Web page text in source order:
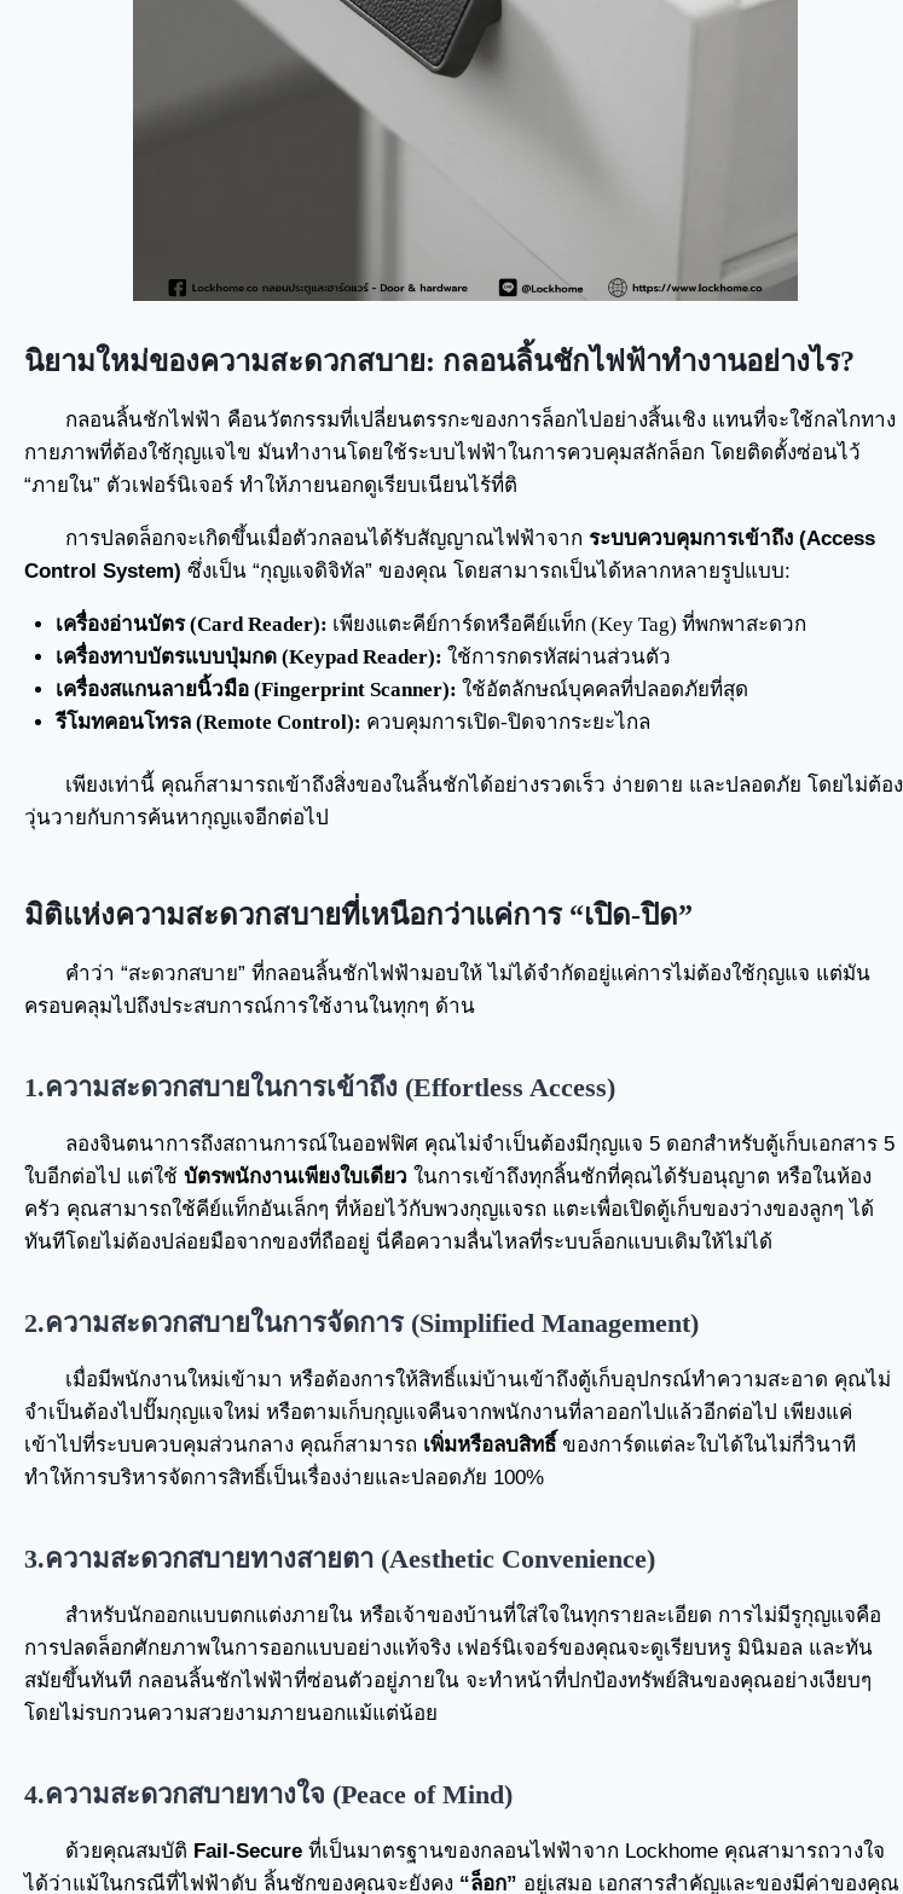
นิยามใหม่ของความสะดวกสบาย: กลอนลิ้นชักไฟฟ้าทำงานอย่างไร?
กลอนลิ้นชักไฟฟ้า คือนวัตกรรมที่เปลี่ยนตรรกะของการล็อกไปอย่างสิ้นเชิง แทนที่จะใช้กลไกทาง
กายภาพที่ต้องใช้กุญแจไข มันทำงานโดยใช้ระบบไฟฟ้าในการควบคุมสลักล็อก โดยติดตั้งซ่อนไว้
“ภายใน” ตัวเฟอร์นิเจอร์ ทำให้ภายนอกดูเรียบเนียนไร้ที่ติ
การปลดล็อกจะเกิดขึ้นเมื่อตัวกลอนได้รับสัญญาณไฟฟ้าจาก ระบบควบคุมการเข้าถึง (Access
Control System) ซึ่งเป็น “กุญแจดิจิทัล” ของคุณ โดยสามารถเป็นได้หลากหลายรูปแบบ:
เครื่องอ่านบัตร (Card Reader): เพียงแตะคีย์การ์ดหรือคีย์แท็ก (Key Tag) ที่พกพาสะดวก
เครื่องทาบบัตรแบบปุ่มกด (Keypad Reader): ใช้การกดรหัสผ่านส่วนตัว
เครื่องสแกนลายนิ้วมือ (Fingerprint Scanner): ใช้อัตลักษณ์บุคคลที่ปลอดภัยที่สุด
รีโมทคอนโทรล (Remote Control): ควบคุมการเปิด-ปิดจากระยะไกล
เพียงเท่านี้ คุณก็สามารถเข้าถึงสิ่งของในลิ้นชักได้อย่างรวดเร็ว ง่ายดาย และปลอดภัย โดยไม่ต้อง
วุ่นวายกับการค้นหากุญแจอีกต่อไป
มิติแห่งความสะดวกสบายที่เหนือกว่าแค่การ “เปิด-ปิด”
คำว่า “สะดวกสบาย” ที่กลอนลิ้นชักไฟฟ้ามอบให้ ไม่ได้จำกัดอยู่แค่การไม่ต้องใช้กุญแจ แต่มัน
ครอบคลุมไปถึงประสบการณ์การใช้งานในทุกๆ ด้าน
1.ความสะดวกสบายในการเข้าถึง (Effortless Access)
ลองจินตนาการถึงสถานการณ์ในออฟฟิศ คุณไม่จำเป็นต้องมีกุญแจ 5 ดอกสำหรับตู้เก็บเอกสาร 5
ใบอีกต่อไป แต่ใช้ บัตรพนักงานเพียงใบเดียว ในการเข้าถึงทุกลิ้นชักที่คุณได้รับอนุญาต หรือในห้อง
ครัว คุณสามารถใช้คีย์แท็กอันเล็กๆ ที่ห้อยไว้กับพวงกุญแจรถ แตะเพื่อเปิดตู้เก็บของว่างของลูกๆ ได้
ทันทีโดยไม่ต้องปล่อยมือจากของที่ถืออยู่ นี่คือความลื่นไหลที่ระบบล็อกแบบเดิมให้ไม่ได้
2.ความสะดวกสบายในการจัดการ (Simplified Management)
เมื่อมีพนักงานใหม่เข้ามา หรือต้องการให้สิทธิ์แม่บ้านเข้าถึงตู้เก็บอุปกรณ์ทำความสะอาด คุณไม่
จำเป็นต้องไปปั๊มกุญแจใหม่ หรือตามเก็บกุญแจคืนจากพนักงานที่ลาออกไปแล้วอีกต่อไป เพียงแค่
เข้าไปที่ระบบควบคุมส่วนกลาง คุณก็สามารถ เพิ่มหรือลบสิทธิ์ ของการ์ดแต่ละใบได้ในไม่กี่วินาที
ทำให้การบริหารจัดการสิทธิ์เป็นเรื่องง่ายและปลอดภัย 100%
3.ความสะดวกสบายทางสายตา (Aesthetic Convenience)
สำหรับนักออกแบบตกแต่งภายใน หรือเจ้าของบ้านที่ใส่ใจในทุกรายละเอียด การไม่มีรูกุญแจคือ
การปลดล็อกศักยภาพในการออกแบบอย่างแท้จริง เฟอร์นิเจอร์ของคุณจะดูเรียบหรู มินิมอล และทัน
สมัยขึ้นทันที กลอนลิ้นชักไฟฟ้าที่ซ่อนตัวอยู่ภายใน จะทำหน้าที่ปกป้องทรัพย์สินของคุณอย่างเงียบๆ
โดยไม่รบกวนความสวยงามภายนอกแม้แต่น้อย
4.ความสะดวกสบายทางใจ (Peace of Mind)
ด้วยคุณสมบัติ Fail-Secure ที่เป็นมาตรฐานของกลอนไฟฟ้าจาก Lockhome คุณสามารถวางใจ
ได้ว่าแม้ในกรณีที่ไฟฟ้าดับ ลิ้นชักของคุณจะยังคง “ล็อก” อยู่เสมอ เอกสารสำคัญและของมีค่าของคุณ